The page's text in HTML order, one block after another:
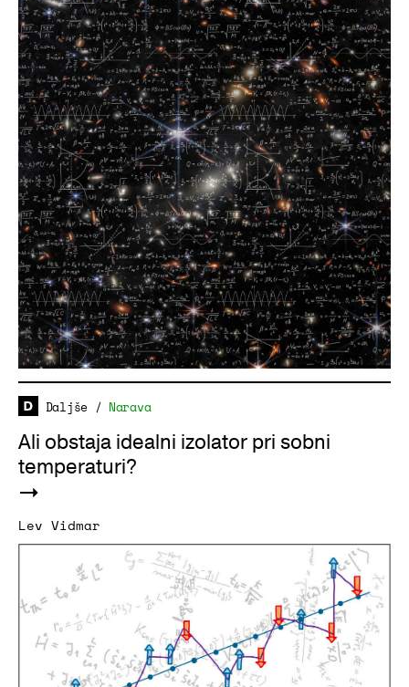
Daljše / Narava
Ali obstaja idealni izolator pri sobni
temperaturi?
Lev Vidmar